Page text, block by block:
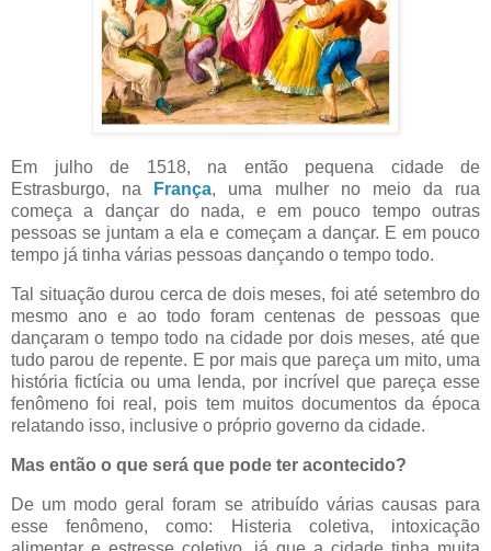
Em julho de 1518, na então pequena cidade de
Estrasburgo, na
França, uma mulher no meio da rua
começa a dançar do nada, e em pouco tempo outras
pessoas se juntam a ela e começam a dançar. E em pouco
tempo já tinha várias pessoas dançando o tempo todo.
Tal situação durou cerca de dois meses, foi até setembro do
mesmo ano e ao todo foram centenas de pessoas que
dançaram o tempo todo na cidade por dois meses, até que
tudo parou de repente. E por mais que pareça um mito, uma
história fictícia ou uma lenda, por incrível que pareça esse
fenômeno foi real, pois tem muitos documentos da época
relatando isso, inclusive o próprio governo da cidade.
Mas então o que será que pode ter acontecido?
De um modo geral foram se atribuído várias causas para
esse fenômeno, como: Histeria coletiva, intoxicação